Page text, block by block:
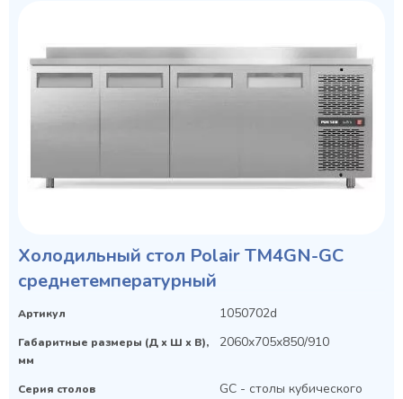
Холодильный стол Polair TM4GN-GC
среднетемпературный
Артикул 1050702d
Габаритные размеры (Д х Ш х В),
мм
2060x705x850/910
Серия столов
GC - столы кубического